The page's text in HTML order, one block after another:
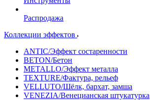
Распродажа
Коллекции эффектов
ANTIC/Эффект состаренности
BETON/Бетон
METALLO/Эффект металла
TEXTURE/Фактура, рельеф
VELLUTO/Шёлк, бархат, замша
VENEZIA/Венецианская штукатурка